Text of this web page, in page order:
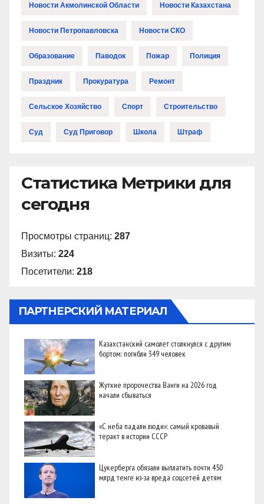
Новости Акмолинской Области Новости Казахстана
Новости Петропавловска Новости СКО
Образование Паводок Пожар Полиция
Праздник Прокуратура Ремонт
Сельское Хозяйство Спорт Строительство
Суд Суд Приговор Школа Штраф
Статистика Метрики для
сегодня
Просмотры страниц: 287
Визиты: 224
Посетители: 218
ПАРТНЕРСКИЙ МАТЕРИАЛ
Казахстанский самолет столкнулся с другим
бортом: погибли 349 человек
Жуткие пророчества Ванги на 2026 год
начали сбываться
«С неба падали люди»: самый кровавый
теракт в истории СССР
Цукерберга обязали выплатить почти 450
млрд тенге из-за вреда соцсетей детям